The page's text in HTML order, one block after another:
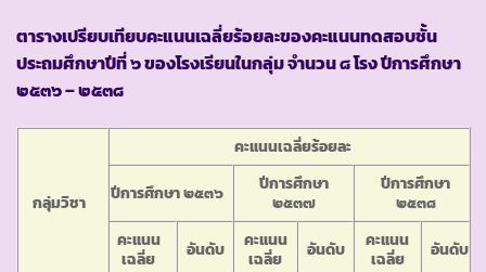
ตารางเปรียบเทียบคะแนนเฉลี่ยร้อยละของคะแนนทดสอบชั้น
ประถมศึกษาปีที่ ๖ ของโรงเรียนในกลุ่ม จำนวน ๘ โรง ปีการศึกษา
๒๕๓๖ – ๒๕๓๘
กลุ่มวิชา
คะแนนเฉลี่ยร้อยละ
ปีการศึกษา ๒๕๓๖
ปีการศึกษา
๒๕๓๗
ปีการศึกษา
๒๕๓๘
คะแนน
เฉลี่ย
อันดับ
คะแนน
เฉลี่ย
อันดับ
คะแนน
เฉลี่ย
อันดับ